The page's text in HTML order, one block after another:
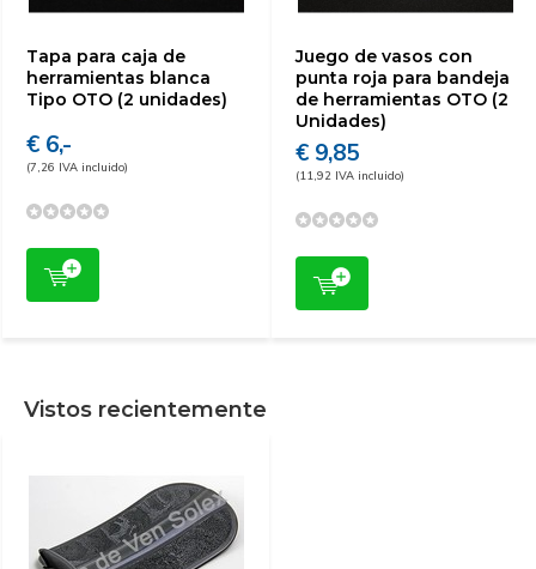
Tapa para caja de
herramientas blanca
Tipo OTO (2 unidades)
€ 6,-
(7,26 IVA incluido)
Juego de vasos con
punta roja para bandeja
de herramientas OTO (2
Unidades)
€ 9,85
(11,92 IVA incluido)
Vistos recientemente